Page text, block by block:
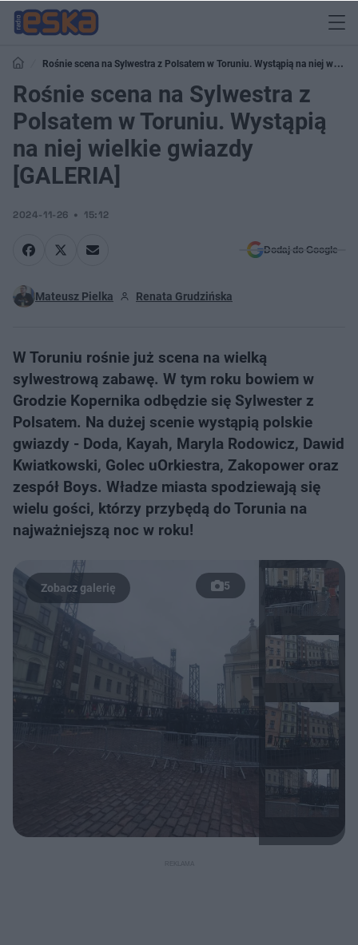
Rośnie scena na Sylwestra z Polsatem w Toruniu. Wystąpią na niej wielkie
gwiazdy [GALERIA]
Rośnie scena na Sylwestra z
Polsatem w Toruniu. Wystąpią
na niej wielkie gwiazdy
[GALERIA]
2024-11-26 15:12
Dodaj do Google
Mateusz Pielka Renata Grudzińska
W Toruniu rośnie już scena na wielką
sylwestrową zabawę. W tym roku bowiem w
Grodzie Kopernika odbędzie się Sylwester z
Polsatem. Na dużej scenie wystąpią polskie
gwiazdy - Doda, Kayah, Maryla Rodowicz, Dawid
Kwiatkowski, Golec uOrkiestra, Zakopower oraz
zespół Boys. Władze miasta spodziewają się
wielu gości, którzy przybędą do Torunia na
najważniejszą noc w roku!
5